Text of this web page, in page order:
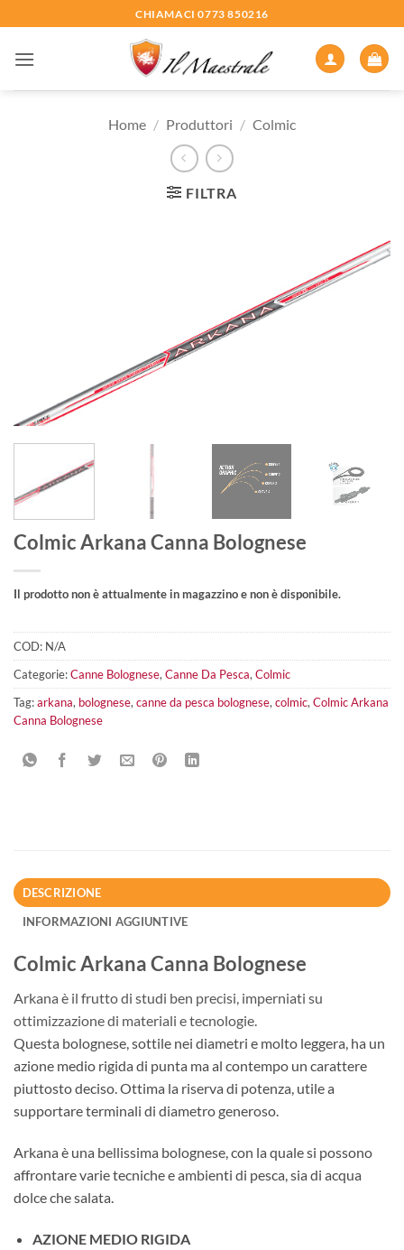
ai
contenuti
CHIAMACI 0773 850216
Home / Produttori / Colmic
FILTRA
Colmic Arkana Canna Bolognese
Il prodotto non è attualmente in magazzino e non è disponibile.
COD: N/A
Categorie:Canne Bolognese, Canne Da Pesca, Colmic
Tag:arkana, bolognese, canne da pesca bolognese, colmic, Colmic Arkana
Canna Bolognese
DESCRIZIONE
INFORMAZIONI AGGIUNTIVE
Colmic Arkana Canna Bolognese
Arkana è il frutto di studi ben precisi, imperniati su
ottimizzazione di materiali e tecnologie.
Questa bolognese, sottile nei diametri e molto leggera, ha un
azione medio rigida di punta ma al contempo un carattere
piuttosto deciso. Ottima la riserva di potenza, utile a
supportare terminali di diametro generoso.
Arkana è una bellissima bolognese, con la quale si possono
affrontare varie tecniche e ambienti di pesca, sia di acqua
dolce che salata.
AZIONE MEDIO RIGIDA